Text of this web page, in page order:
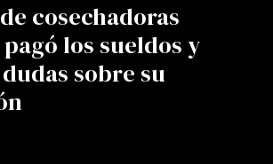
cosechadoras
los sueldos y
sobre su